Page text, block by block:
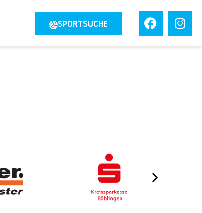
SPORTSUCHE